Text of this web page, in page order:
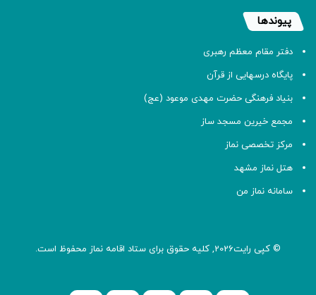
پیوندها
دفتر مقام معظم رهبری
پایگاه درسهایی از قرآن
بنیاد فرهنگی حضرت مهدی موعود (عج)
مجمع خیرین مسجد ساز
مرکز تخصصی نماز
هتل نماز مشهد
سامانه نماز من
© کپی رایت2026, کلیه حقوق برای ستاد اقامه نماز محفوظ است.